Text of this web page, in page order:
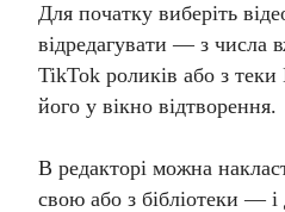
Для початку виберіть
відредагувати — з числа
TikTok роликів або з
його у вікно відтворення.
В редакторі можна
свою або з бібліотеки — і